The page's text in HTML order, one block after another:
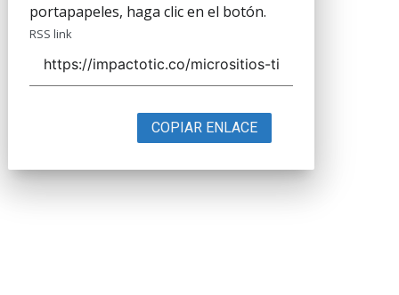
portapapeles, haga clic en el botón.
RSS link
COPIAR ENLACE